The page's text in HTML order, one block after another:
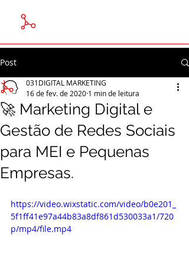
Post
🚀 Marketing Digital e
Gestão de Redes Sociais
para MEI e Pequenas
Empresas.
031DIGITAL MARKETING
16 de fev. de 2020 1 min de leitura
https://video.wixstatic.com/video/b0e201_
5f1ff41e97a44b83a8df861d530033a1/720
p/mp4/file.mp4